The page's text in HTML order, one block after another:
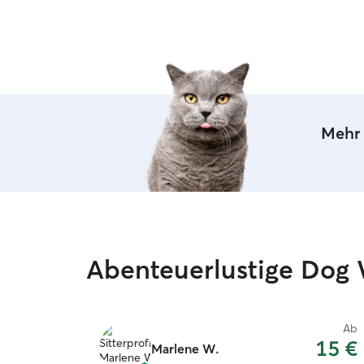
Mehr
Abenteuerlustige Dog
Marlene W.
Ab
15 €